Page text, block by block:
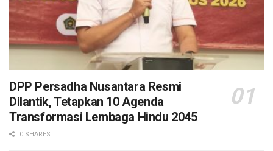
DPP Persadha Nusantara Resmi
Dilantik, Tetapkan 10 Agenda
Transformasi Lembaga Hindu 2045
0 SHARES